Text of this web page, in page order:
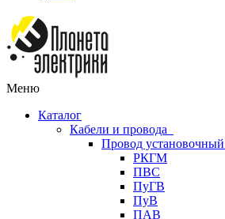
Меню
Каталог
Кабели и провода
Провод установочный
РКГМ
ПВС
ПуГВ
ПуВ
ПАВ